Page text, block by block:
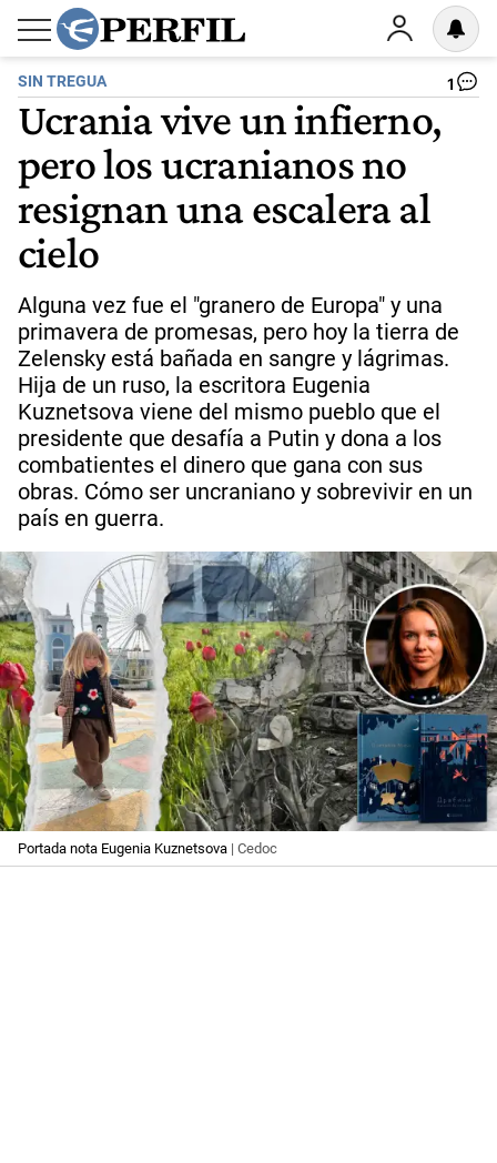
SIN TREGUA 1
Ucrania vive un infierno,
pero los ucranianos no
resignan una escalera al
cielo
Alguna vez fue el "granero de Europa" y una
primavera de promesas, pero hoy la tierra de
Zelensky está bañada en sangre y lágrimas.
Hija de un ruso, la escritora Eugenia
Kuznetsova viene del mismo pueblo que el
presidente que desafía a Putin y dona a los
combatientes el dinero que gana con sus
obras. Cómo ser uncraniano y sobrevivir en un
país en guerra.
Portada nota Eugenia Kuznetsova | Cedoc